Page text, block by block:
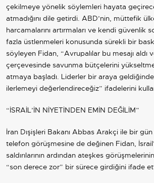
çekilmeye yönelik söylemleri hayata
atmadığını dile getirdi. ABD’nin, müttefik
harcamalarını artırmaları ve kendi güvenlik
fazla üstlenmeleri konusunda sürekli bir baskı
söyleyen Fidan, “Avrupalılar bu mesajı aldı
çerçevesinde savunma bütçelerini
atmaya başladı. Liderler bir araya
ilerlemeyi değerlendireceğiz” ifadelerini
“İSRAİL’İN NİYETİNDEN EMİN DEĞİLİM”
İran Dışişleri Bakanı Abbas Arakçi ile bir gün
telefon görüşmesine de değinen Fidan,
saldırılarının ardından ateşkes
“son derece zor” bir sürece girdiğini ifade